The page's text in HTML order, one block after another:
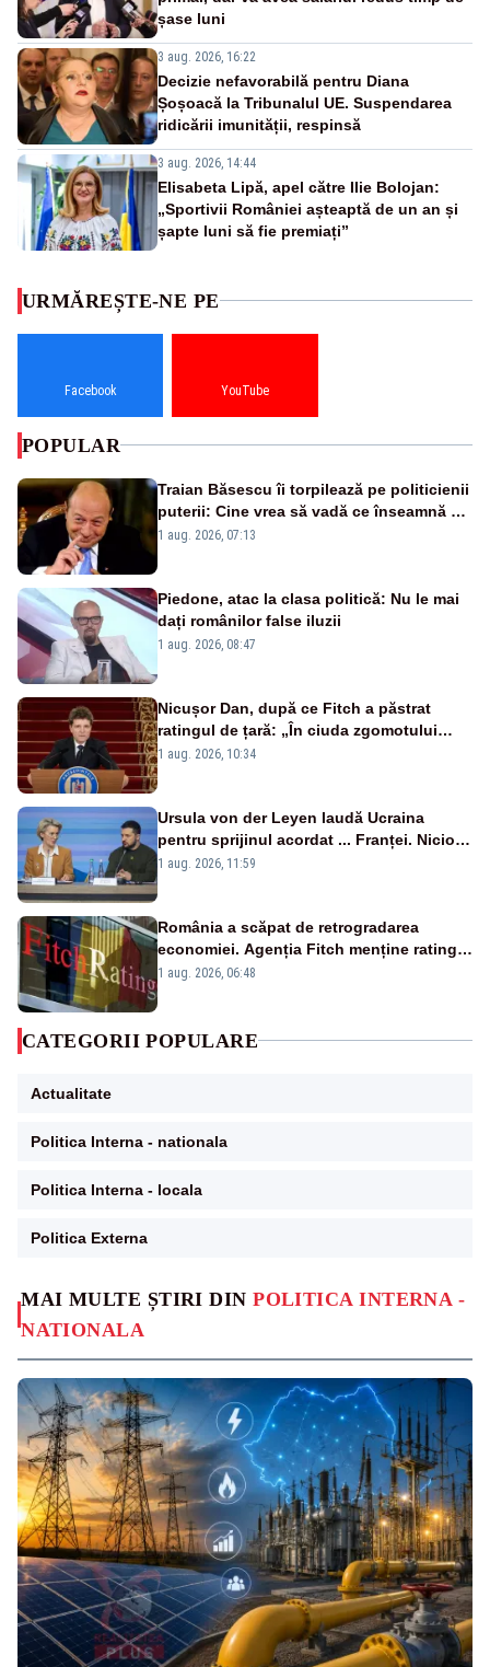
șase luni
3 aug. 2026, 16:22
Decizie nefavorabilă pentru Diana
Șoșoacă la Tribunalul UE. Suspendarea
ridicării imunității, respinsă
3 aug. 2026, 14:44
Elisabeta Lipă, apel către Ilie Bolojan:
„Sportivii României așteaptă de un an și
șapte luni să fie premiați”
MAI MULTE ȘTIRI DINPOLITICA INTERNA -
NATIONALA
URMĂREȘTE-NE PE
Facebook YouTube
POPULAR
Traian Băsescu îi torpilează pe politicienii
puterii: Cine vrea să vadă ce înseamnă să
fii prost, se uită la România
1 aug. 2026, 07:13
Piedone, atac la clasa politică: Nu le mai
dați românilor false iluzii
1 aug. 2026, 08:47
Nicușor Dan, după ce Fitch a păstrat
ratingul de țară: „În ciuda zgomotului
politic, România funcționează”
1 aug. 2026, 10:34
Ursula von der Leyen laudă Ucraina
pentru sprijinul acordat ... Franței. Nicio
reacție privind ajutorul energetic promis
1 aug. 2026, 11:59
România a scăpat de retrogradarea
economiei. Agenția Fitch menține ratingul
„BBB-” cu perspectivă negativă
1 aug. 2026, 06:48
CATEGORII POPULARE
Actualitate
Politica Interna - nationala
Politica Interna - locala
Politica Externa